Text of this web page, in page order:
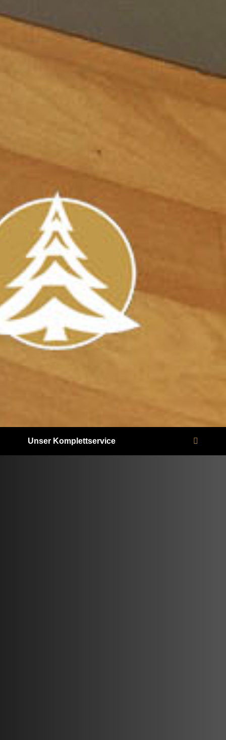
Unser Komplettservice